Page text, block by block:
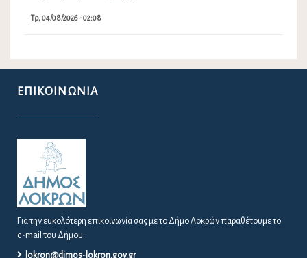
Τρ, 04/08/2026 - 02:08
ΕΠΙΚΟΙΝΩΝΊΑ
Για την ευκολότερη επικοινωνία σας με το Δήμο Λοκρών παραθέτουμε το
e-mail του Δήμου.
lokron@dimos-lokron.gov.gr